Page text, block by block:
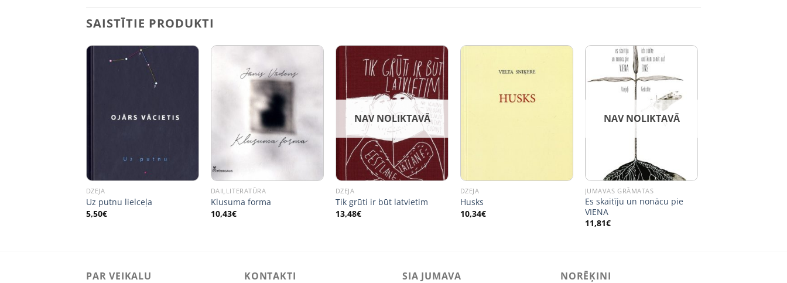
SAISTĪTIE PRODUKTI
DZEJA
Uz putnu lielceļa
5,50€
DAIĻLITERATŪRA
Klusuma forma
10,43€
NAV NOLIKTAVĀ
DZEJA
Tik grūti ir būt latvietim
13,48€
DZEJA
Husks
10,34€
NAV NOLIKTAVĀ
JUMAVAS GRĀMATAS
Es skaitīju un nonācu pie
VIENA
11,81€
PAR VEIKALU KONTAKTI SIA JUMAVA NORĒĶINI